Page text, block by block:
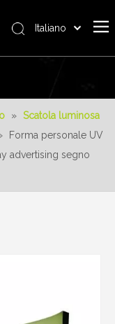
Italiano
» Scatola luminosa
Forma personale UV
advertising segno